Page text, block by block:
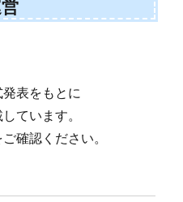
表をもとに
ています。
確認ください。